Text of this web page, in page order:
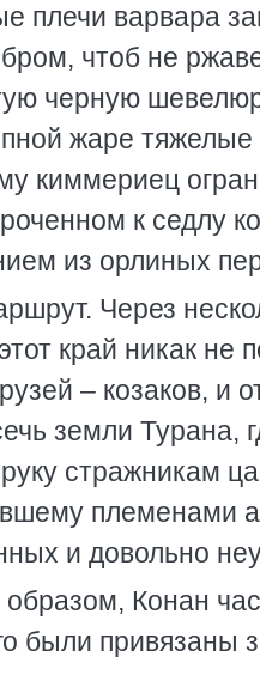
плечи варвара
чтоб не
черную
жаре тяжелые
киммериец
к седлу
из орлиных
Через
край никак не
– козаков, и
земли Турана,
стражникам
племенами
и довольно
Конан
были привязаны